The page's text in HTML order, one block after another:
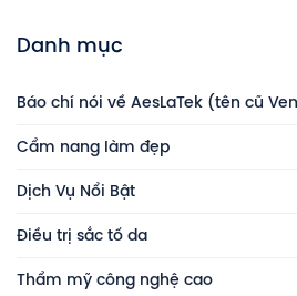
Danh mục
Báo chí nói về AesLaTek (tên cũ
Cẩm nang làm đẹp
Dịch Vụ Nổi Bật
Điều trị sắc tố da
Thẩm mỹ công nghệ cao